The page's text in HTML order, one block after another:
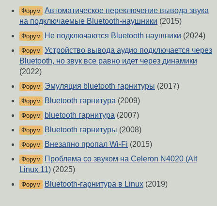
Форум Автоматическое переключение вывода звука
на подключаемые Bluetooth-наушники (2015)
Форум Не подключаются Bluetooth наушники (2024)
Форум Устройство вывода аудио подключается через
Bluetooth, но звук все равно идет через динамики
(2022)
Форум Эмуляция bluetooth гарнитуры (2017)
Форум Bluetooth гарнитура (2009)
Форум bluetooth гарнитура (2007)
Форум Bluetooth гарнитуры (2008)
Форум Внезапно пропал Wi-Fi (2015)
Форум
Проблема со звуком на Celeron N4020 (Alt
Linux 11) (2025)
Форум Bluetooth-гарнитура в Linux (2019)